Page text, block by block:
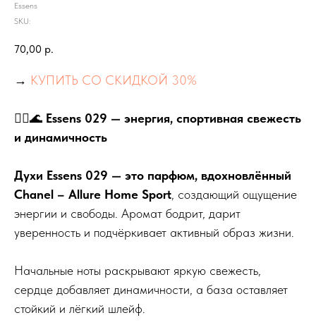
Essens
SKU:
70,00 р.
→ КУПИТЬ СО СКИДКОЙ 30%
🏃‍♂️🌊 Essens 029 — энергия, спортивная свежесть
и динамичность
Духи Essens 029 — это парфюм, вдохновлённый
Chanel – Allure Home Sport, создающий ощущение
энергии и свободы. Аромат бодрит, дарит
уверенность и подчёркивает активный образ жизни.
Начальные ноты раскрывают яркую свежесть,
сердце добавляет динамичности, а база оставляет
стойкий и лёгкий шлейф.